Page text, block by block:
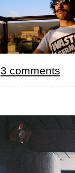
3 comments